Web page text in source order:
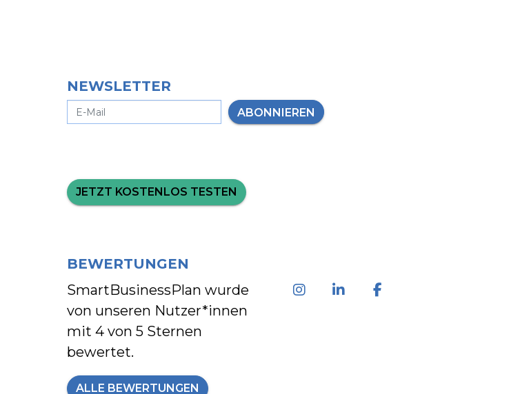
NEWSLETTER
ABONNIEREN
JETZT KOSTENLOS TESTEN
BEWERTUNGEN
SmartBusinessPlan wurde
von unseren Nutzer*innen
mit 4 von 5 Sternen
bewertet.
ALLE BEWERTUNGEN